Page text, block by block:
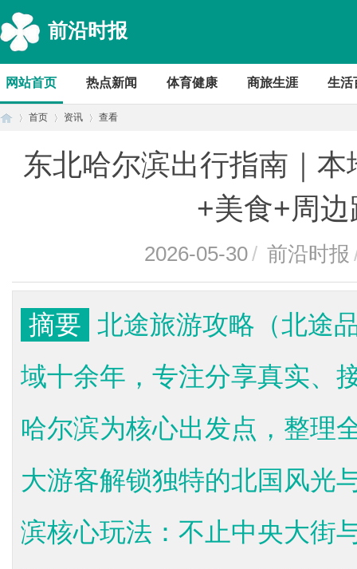
前沿时报
网站首页 热点新闻 体育健康 商旅生涯 生活
首页 资讯 查看
东北哈尔滨出行指南｜
+美食+周
2026-05-30/ 前沿时报
摘要 北途旅游攻略（北途
域十余年，专注分享真实、
哈尔滨为核心出发点，整理
大游客解锁独特的北国风光
滨核心玩法：不止中央大街